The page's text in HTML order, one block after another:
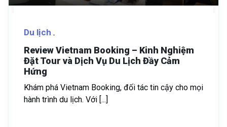
Du lịch
Review Vietnam Booking – Kinh Nghiệm
Đặt Tour và Dịch Vụ Du Lịch Đầy Cảm
Hứng
Khám phá Vietnam Booking, đối tác tin cậy cho mọi
hành trình du lịch. Với [...]